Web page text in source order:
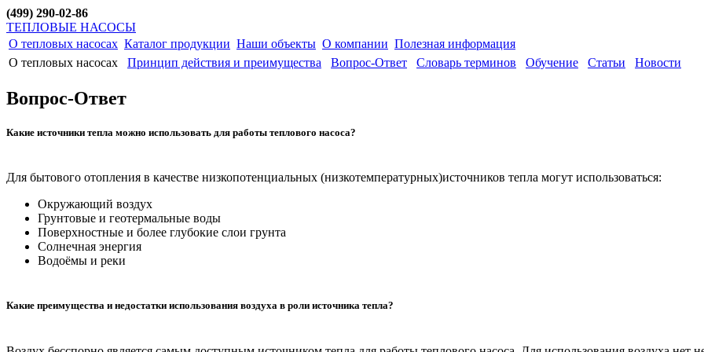
(499) 290-02-86
ТЕПЛОВЫЕ НАСОСЫ
О тепловых насосах Каталог продукции Наши объекты О компании Полезная информация
О тепловых насосах
Принцип действия и преимущества Вопрос-Ответ Словарь терминов Обучение Статьи Новости
Вопрос-Ответ
Какие источники тепла можно использовать для работы теплового насоса?
Для бытового отопления в качестве низкопотенциальных (низкотемпературных)источников тепла могут использоваться:
Окружающий воздух
Грунтовые и геотермальные воды
Поверхностные и более глубокие слои грунта
Солнечная энергия
Водоёмы и реки
Какие преимущества и недостатки использования воздуха в роли источника тепла?